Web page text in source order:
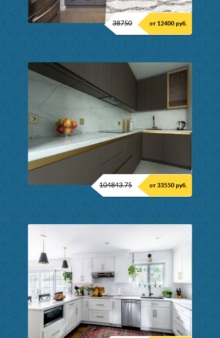
38750 от 12400 руб.
104843.75 от 33550 руб.